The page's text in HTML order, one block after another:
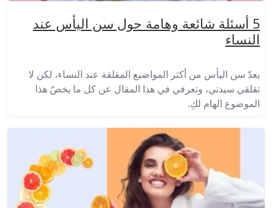
5 أسئلة شائعة وهامة حول سن اليأس عند
النساء
يعدّ سن اليأس من أكثر المواضيع المقلقة عند النساء، لكن لا
تقلقي سيدتي، وتعرفي في هذا المقال عن كل ما يخصّ هذا
الموضوع الهام لكِ.